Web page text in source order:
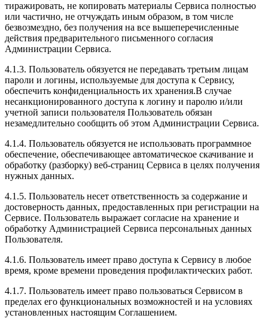
тиражировать, не копировать материалы Сервиса полностью
или частично, не отчуждать иным образом, в том числе
безвозмездно, без получения на все вышеперечисленные
действия предварительного письменного согласия
Администрации Сервиса.
4.1.3. Пользователь обязуется не передавать третьим лицам
пароли и логины, используемые для доступа к Сервису,
обеспечить конфиденциальность их хранения.В случае
несанкционированного доступа к логину и паролю и/или
учетной записи пользователя Пользователь обязан
незамедлительно сообщить об этом Администрации Сервиса.
4.1.4. Пользователь обязуется не использовать программное
обеспечение, обеспечивающее автоматическое скачивание и
обработку (разборку) веб-страниц Сервиса в целях получения
нужных данных.
4.1.5. Пользователь несет ответственность за содержание и
достоверность данных, предоставленных при регистрации на
Сервисе. Пользователь выражает согласие на хранение и
обработку Администрацией Сервиса персональных данных
Пользователя.
4.1.6. Пользователь имеет право доступа к Сервису в любое
время, кроме времени проведения профилактических работ.
4.1.7. Пользователь имеет право пользоваться Сервисом в
пределах его функциональных возможностей и на условиях
установленных настоящим Соглашением.